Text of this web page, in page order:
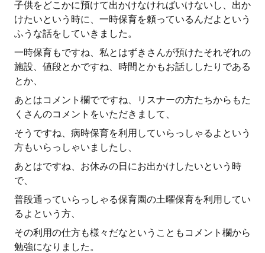
子供をどこかに預けて出かけなければいけないし、出か
けたいという時に、一時保育を頼っているんだよという
ふうな話をしていきました。
一時保育もですね、私とはずきさんが預けたそれぞれの
施設、値段とかですね、時間とかもお話ししたりである
とか、
あとはコメント欄でですね、リスナーの方たちからもた
くさんのコメントをいただきまして、
そうですね、病時保育を利用していらっしゃるよという
方もいらっしゃいましたし、
あとはですね、お休みの日にお出かけしたいという時
で、
普段通っていらっしゃる保育園の土曜保育を利用してい
るよという方、
その利用の仕方も様々だなということもコメント欄から
勉強になりました。